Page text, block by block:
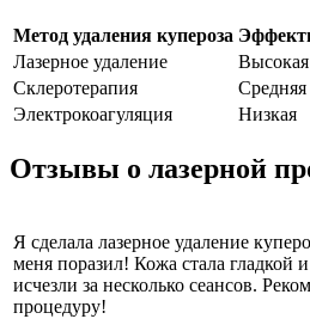
Метод удаления купероза
Лазерное удаление
Высокая
Склеротерапия
Средняя
Электрокоагуляция
Низкая
Отзывы о лазерной
Я сделала лазерное удаление
меня поразил! Кожа стала гладкой
исчезли за несколько сеансов.
процедуру!